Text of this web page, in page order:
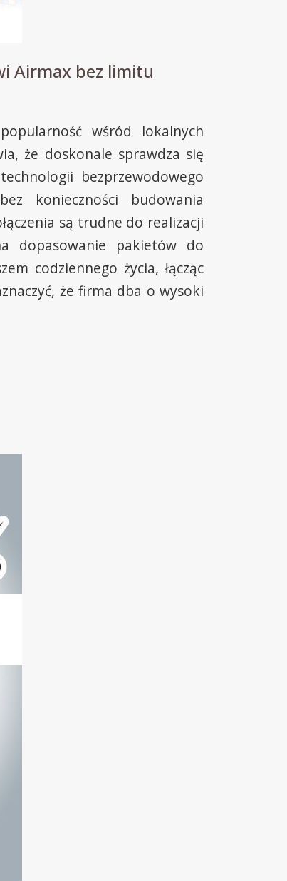
Airmax bez limitu
wśród lokalnych
że doskonale sprawdza się
bezprzewodowego
konieczności budowania
są trudne do realizacji
dopasowanie pakietów do
codziennego życia, łącząc
że firma dba o wysoki